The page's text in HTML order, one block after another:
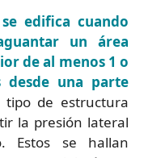
edifica cuando
un área
de al menos 1 o
una parte
tipo de estructura
la presión lateral
Estos se hallan